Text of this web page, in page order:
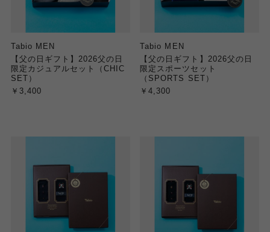
Tabio MEN
【父の日ギフト】2026父の日
限定カジュアルセット（CHIC
SET）
￥3,400
Tabio MEN
【父の日ギフト】2026父の日
限定スポーツセット
（SPORTS SET）
￥4,300